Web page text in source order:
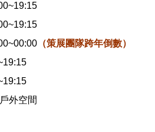
（策展團隊跨年倒數）
外空間